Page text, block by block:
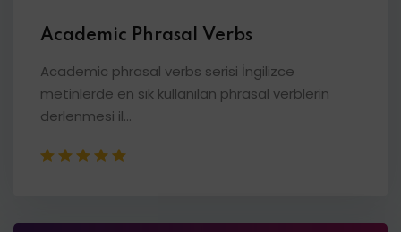
Academic Phrasal Verbs
Academic phrasal verbs serisi İngilizce
metinlerde en sık kullanılan phrasal verblerin
derlenmesi il...